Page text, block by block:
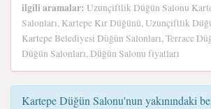
ilgili aramalar: Uzunçiftlik Düğün Salonu
Salonları, Kartepe Kır Düğünü, Uzunçiftlik
Kartepe Belediyesi Düğün Salonları, Terrace
Düğün Salonları, Düğün Salonu fiyatları
Kartepe Düğün Salonu'nun yakınındaki